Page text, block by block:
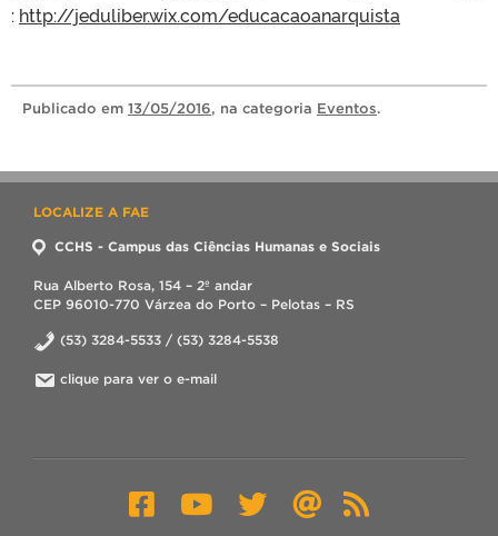
: http://jeduliber.wix.com/educacaoanarquista
Publicado em 13/05/2016, na categoria Eventos.
LOCALIZE A FAE
CCHS - Campus das Ciências Humanas e Sociais
Rua Alberto Rosa, 154 – 2º andar
CEP 96010-770 Várzea do Porto – Pelotas – RS
(53) 3284-5533 / (53) 3284-5538
clique para ver o e-mail